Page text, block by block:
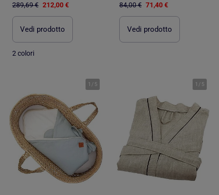
289,69 € 212,00 €
Vedi prodotto
2 colori
84,00 € 71,40 €
Vedi prodotto
1 / 5 1 / 5